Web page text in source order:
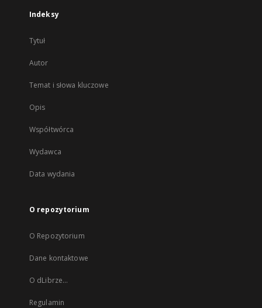
Indeksy
Tytuł
Autor
Temat i słowa kluczowe
Opis
Współtwórca
Wydawca
Data wydania
O repozytorium
O Repozytorium
Dane kontaktowe
O dLibrze...
Regulamin